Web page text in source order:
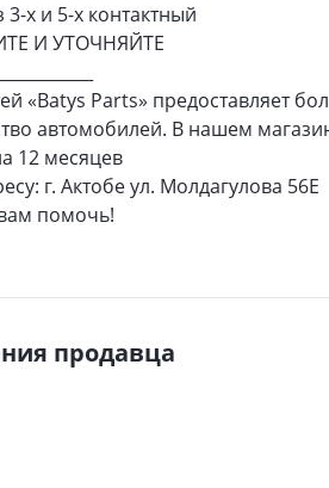
х и 5-х контактный
И УТОЧНЯЙТЕ
«Batys Parts» предоставляет
автомобилей. В нашем
12 месяцев
г. Актобе ул. Молдагулова 56Е
помочь!
продавца